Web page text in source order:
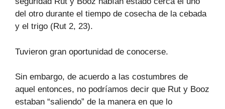
del otro durante el tiempo de cosecha de la cebada
y el trigo (Rut 2, 23).
Tuvieron gran oportunidad de conocerse.
Sin embargo, de acuerdo a las costumbres de
aquel entonces, no podríamos decir que Rut y Booz
estaban “saliendo” de la manera en que lo